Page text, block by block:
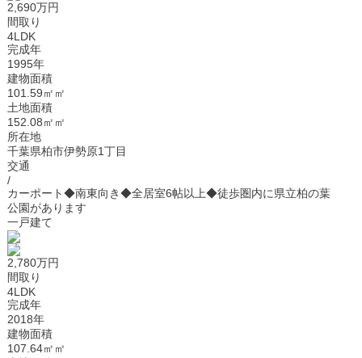
2,690万円
間取り
4LDK
完成年
1995年
建物面積
101.59㎡㎡
土地面積
152.08㎡㎡
所在地
千葉県柏市伊勢原1丁目
交通
/
カーポート◆南東向き◆全居室6帖以上◆徒歩圏内に県立柏の葉
公園があります
一戸建て
2,780万円
間取り
4LDK
完成年
2018年
建物面積
107.64㎡㎡